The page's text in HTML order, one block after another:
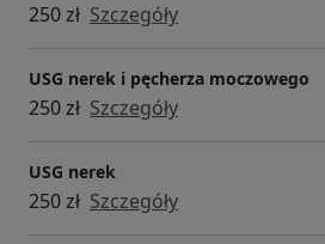
250 zł Szczegóły
USG nerek i pęcherza moczowego
250 zł Szczegóły
USG nerek
250 zł Szczegóły